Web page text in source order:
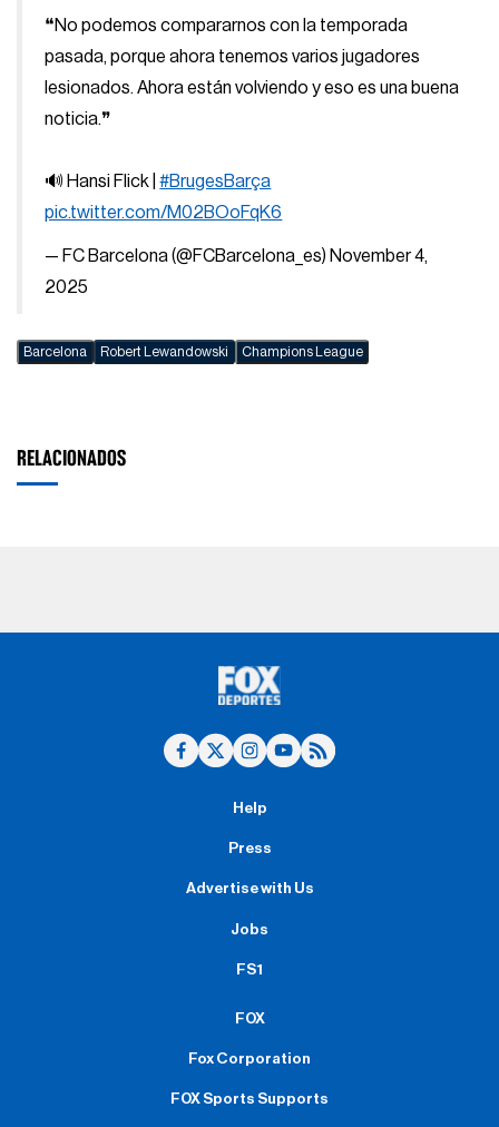
❝No podemos compararnos con la temporada
pasada, porque ahora tenemos varios jugadores
lesionados. Ahora están volviendo y eso es una buena
noticia.❞
🔊 Hansi Flick |#BrugesBarça
pic.twitter.com/M02BOoFqK6
— FC Barcelona (@FCBarcelona_es) November 4,
2025
Barcelona Robert Lewandowski Champions League
RELACIONADOS
Help
Press
Advertise with Us
Jobs
FS1
FOX
Fox Corporation
FOX Sports Supports